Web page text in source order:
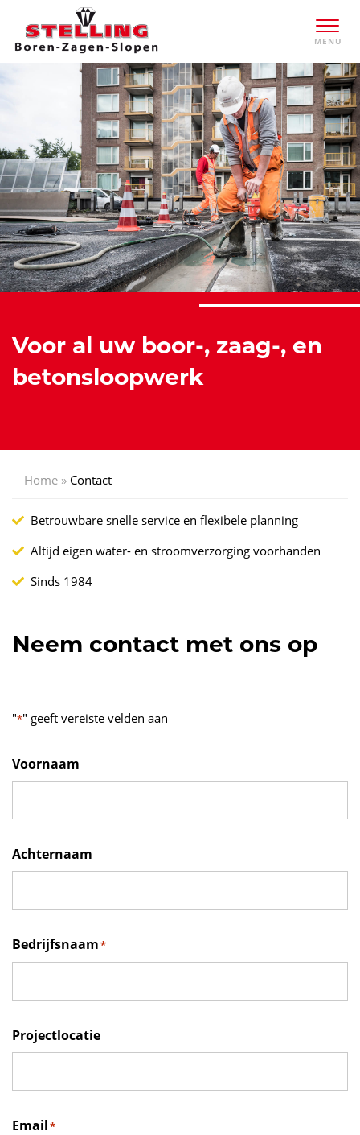
Voor al uw boor-, zaag-, en
betonsloopwerk
Home » Contact
Betrouwbare snelle service en flexibele planning
Altijd eigen water- en stroomverzorging voorhanden
Sinds 1984
Neem contact met ons op
"*" geeft vereiste velden aan
Voornaam
Achternaam
Bedrijfsnaam*
Projectlocatie
Email*